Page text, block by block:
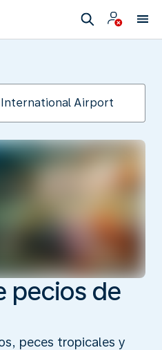
pecios de
peces tropicales y